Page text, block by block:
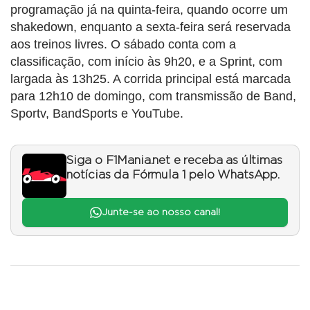
programação já na quinta-feira, quando ocorre um
shakedown, enquanto a sexta-feira será reservada
aos treinos livres. O sábado conta com a
classificação, com início às 9h20, e a Sprint, com
largada às 13h25. A corrida principal está marcada
para 12h10 de domingo, com transmissão de Band,
Sportv, BandSports e YouTube.
Siga o F1Mania.net e receba as últimas
notícias da Fórmula 1 pelo WhatsApp.
Junte-se ao nosso canal!